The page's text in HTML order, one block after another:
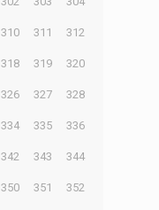
310 311 312
318 319 320
326 327 328
334 335 336
342 343 344
350 351 352